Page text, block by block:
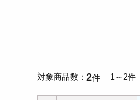
対象商品数 2件 1～2件